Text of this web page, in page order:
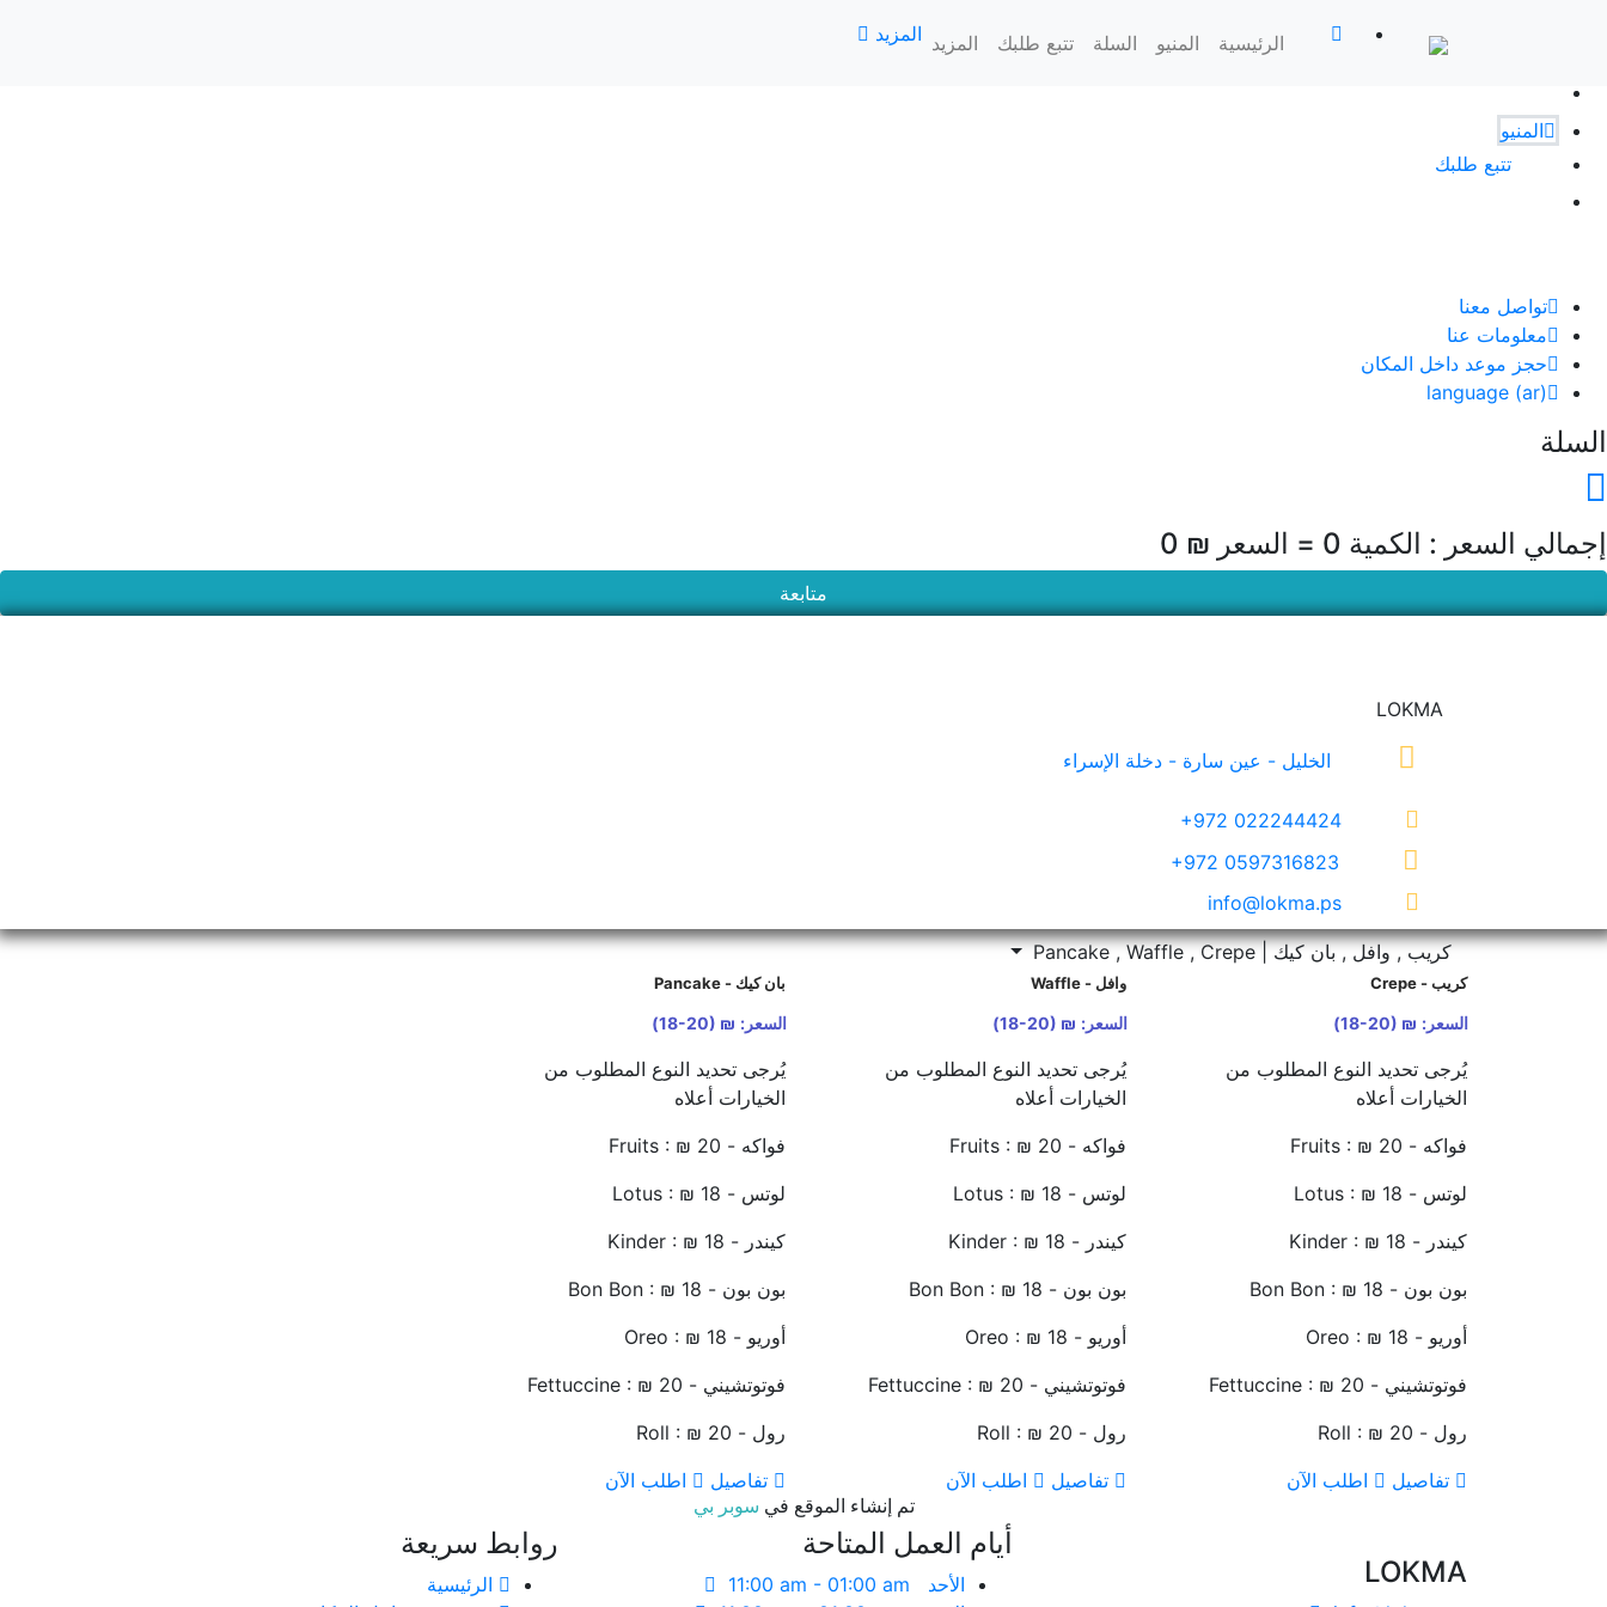
الرئيسية المنيو السلة تتبع طلبك المزيد المزيد
المنيو
تتبع طلبك
تواصل معنا
معلومات عنا
حجز موعد داخل المكان
language (ar)
السلة
إجمالي السعر : الكمية 0 = السعر ₪ 0
متابعة
LOKMA
الخليل - عين سارة - دخلة الإسراء
+972 022244424
+972 0597316823
كريب , وافل , بان كيك | Pancake , Waffle , Crepe
كريب - Crepe
السعر: ₪ (18-20)
يُرجى تحديد النوع المطلوب من
الخيارات أعلاه
فواكه - Fruits : ₪ 20
لوتس - Lotus : ₪ 18
كيندر - Kinder : ₪ 18
بون بون - Bon Bon : ₪ 18
أوريو - Oreo : ₪ 18
فوتوتشيني - Fettuccine : ₪ 20
رول - Roll : ₪ 20
تفاصيل
اطلب الآن
وافل - Waffle
السعر: ₪ (18-20)
يُرجى تحديد النوع المطلوب من
الخيارات أعلاه
فواكه - Fruits : ₪ 20
لوتس - Lotus : ₪ 18
كيندر - Kinder : ₪ 18
بون بون - Bon Bon : ₪ 18
أوريو - Oreo : ₪ 18
فوتوتشيني - Fettuccine : ₪ 20
رول - Roll : ₪ 20
تفاصيل
اطلب الآن
بان كيك - Pancake
السعر: ₪ (18-20)
يُرجى تحديد النوع المطلوب من
الخيارات أعلاه
فواكه - Fruits : ₪ 20
لوتس - Lotus : ₪ 18
كيندر - Kinder : ₪ 18
بون بون - Bon Bon : ₪ 18
أوريو - Oreo : ₪ 18
فوتوتشيني - Fettuccine : ₪ 20
رول - Roll : ₪ 20
تفاصيل
اطلب الآن
تم إنشاء الموقع في سوبر بي
LOKMA
أيام العمل المتاحة
الأحد
11:00 am - 01:00 am
روابط سريعة
الرئيسية